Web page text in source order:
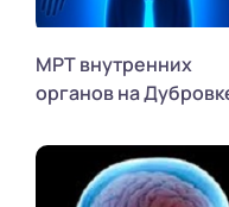
МРТ внутренних
органов на